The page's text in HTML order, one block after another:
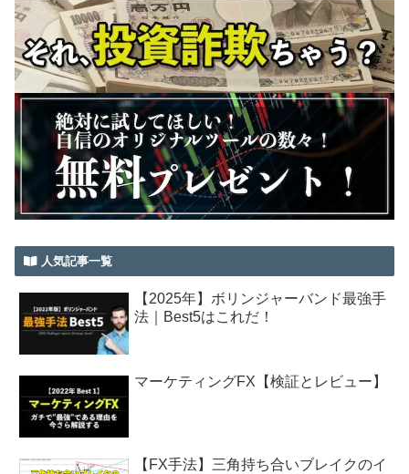
人気記事一覧
【2025年】ボリンジャーバンド最強手
法｜Best5はこれだ！
マーケティングFX【検証とレビュー】
【FX手法】三角持ち合いブレイクのイ